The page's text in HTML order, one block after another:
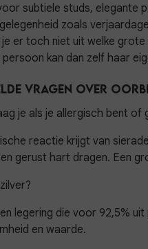
subtiele studs,
zoals
er toch niet uit welke
kan dan zelf haar
vragen over
je als je allergisch bent of
reactie krijgt van
gerust hart dragen. Een
legering die voor 92,5%
en waarde.